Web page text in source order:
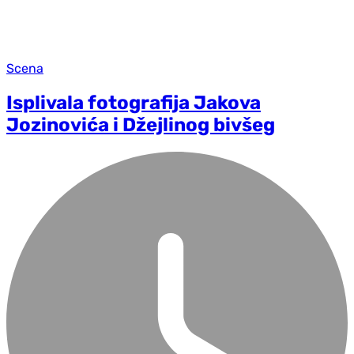
Scena
Isplivala fotografija Jakova
Jozinovića i Džejlinog bivšeg